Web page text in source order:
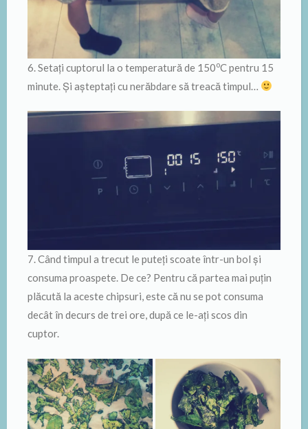
6. Setați cuptorul la o temperatură de 150oC pentru 15
minute. Și așteptați cu nerăbdare să treacă timpul…
7. Când timpul a trecut le puteți scoate într-un bol și
consuma proaspete. De ce? Pentru că partea mai puțin
plăcută la aceste chipsuri, este că nu se pot consuma
decât în decurs de trei ore, după ce le-ați scos din
cuptor.